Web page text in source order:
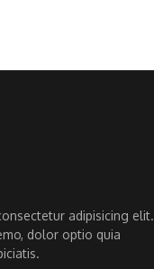
adipisicing elit.
dolor optio quia